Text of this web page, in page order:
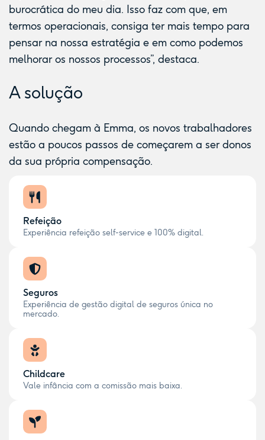
burocrática do meu dia. Isso faz com que, em
termos operacionais, consiga ter mais tempo para
pensar na nossa estratégia e em como podemos
melhorar os nossos processos”, destaca.
A solução
Quando chegam à Emma, os novos trabalhadores
estão a poucos passos de começarem a ser donos
da sua própria compensação.
Refeição
Experiência refeição self-service e 100% digital.
Seguros
Experiência de gestão digital de seguros única no
mercado.
Childcare
Vale infância com a comissão mais baixa.